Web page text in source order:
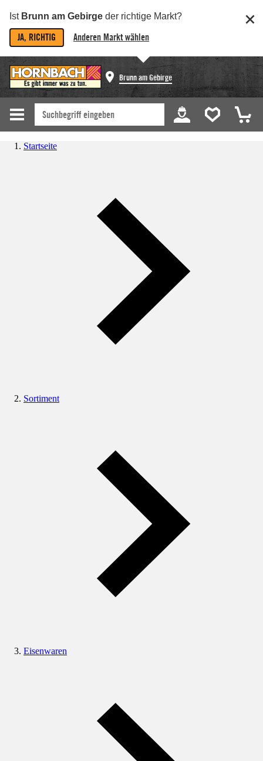
Ist Brunn am Gebirge der richtige Markt?
JA, RICHTIG Anderen Markt wählen
Brunn am Gebirge
Startseite
Sortiment
Eisenwaren